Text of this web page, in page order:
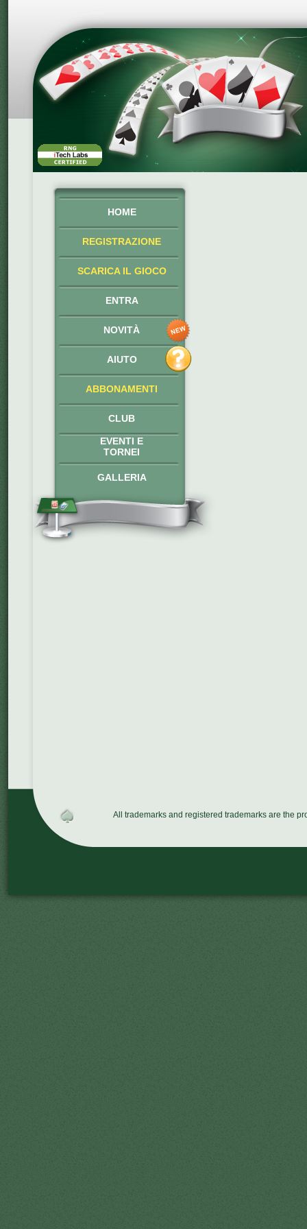
HOME
REGISTRAZIONE
SCARICA IL GIOCO
ENTRA
NOVITÀ
AIUTO
ABBONAMENTI
CLUB
EVENTI E
TORNEI
GALLERIA
All trademarks and registered trademarks are the